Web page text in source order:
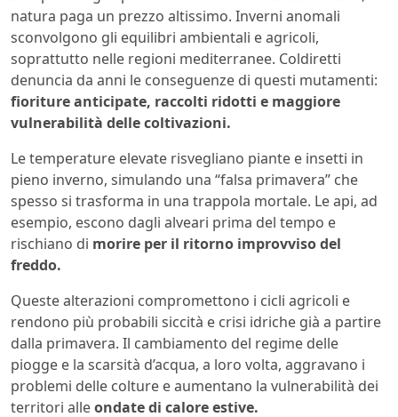
natura paga un prezzo altissimo. Inverni anomali
sconvolgono gli equilibri ambientali e agricoli,
soprattutto nelle regioni mediterranee. Coldiretti
denuncia da anni le conseguenze di questi mutamenti:
fioriture anticipate, raccolti ridotti e maggiore
vulnerabilità delle coltivazioni.
Le temperature elevate risvegliano piante e insetti in
pieno inverno, simulando una “falsa primavera” che
spesso si trasforma in una trappola mortale. Le api, ad
esempio, escono dagli alveari prima del tempo e
rischiano di morire per il ritorno improvviso del
freddo.
Queste alterazioni compromettono i cicli agricoli e
rendono più probabili siccità e crisi idriche già a partire
dalla primavera. Il cambiamento del regime delle
piogge e la scarsità d’acqua, a loro volta, aggravano i
problemi delle colture e aumentano la vulnerabilità dei
territori alleondate di calore estive.